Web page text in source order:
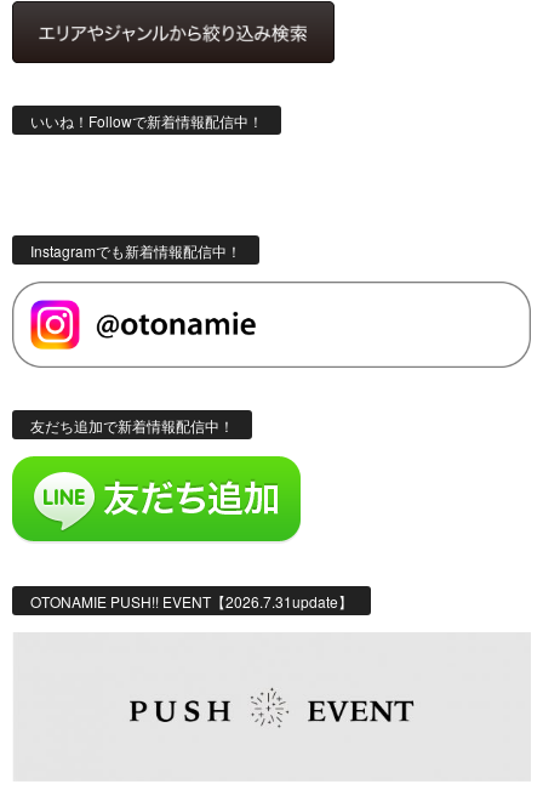
いいね！Followで新着情報配信中！
Instagramでも新着情報配信中！
友だち追加で新着情報配信中！
OTONAMIE PUSH!! EVENT【2026.7.31update】